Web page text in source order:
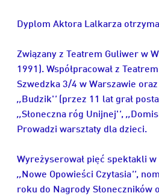
Dyplom Aktora Lalkarza
Związany z Teatrem Guliwer w
1991). Współpracował z
Szwedzka 3/4 w Warszawie
,,Budzik'' (przez 11 lat grał
,,Słoneczna róg Unijnej'', ,,
Prowadzi warsztaty dla dzieci.
Wyreżyserował pięć spektakli
,,Nowe Opowieści Czytasia'',
roku do Nagrody Słoneczników